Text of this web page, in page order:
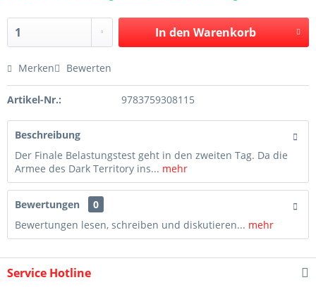
In den Warenkorb
Merken Bewerten
Artikel-Nr.: 9783759308115
Beschreibung
Der Finale Belastungstest geht in den zweiten Tag. Da die
Armee des Dark Territory ins... mehr
Bewertungen
0
Bewertungen lesen, schreiben und diskutieren... mehr
Service Hotline